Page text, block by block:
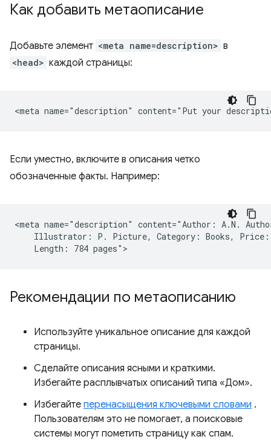
Как добавить метаописание
Добавьте элемент <meta name=description> в
<head> каждой страницы:
Если уместно, включите в описания четко
обозначенные факты. Например:
<meta name="description" content="Author: A.N.
Illustrator: P. Picture, Category: Books,
Рекомендации по метаописанию
Используйте уникальное описание для каждой
страницы.
Сделайте описания ясными и краткими.
Избегайте расплывчатых описаний типа «Дом».
Избегайте перенасыщения ключевыми словами .
Пользователям это не помогает, а поисковые
системы могут пометить страницу как спам.